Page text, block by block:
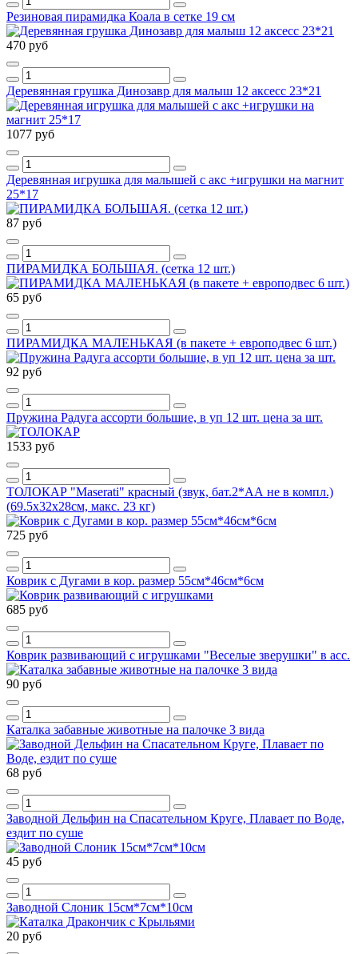
Резиновая пирамидка Коала в сетке 19 см
470 руб
Деревянная грушка Динозавр для малыш 12 аксесс 23*21
1077 руб
Деревянная игрушка для малышей с акс +игрушки на магнит
25*17
87 руб
ПИРАМИДКА БОЛЬШАЯ. (сетка 12 шт.)
65 руб
ПИРАМИДКА МАЛЕНЬКАЯ (в пакете + европодвес 6 шт.)
92 руб
Пружина Радуга ассорти большие, в уп 12 шт. цена за шт.
1533 руб
ТОЛОКАР "Maserati" красный (звук, бат.2*АА не в компл.)
(69.5х32х28см, макс. 23 кг)
725 руб
Коврик с Дугами в кор. размер 55см*46см*6см
685 руб
Коврик развивающий с игрушками "Веселые зверушки" в асс.
90 руб
Каталка забавные животные на палочке 3 вида
68 руб
Заводной Дельфин на Спасательном Круге, Плавает по Воде,
ездит по суше
45 руб
Заводной Слоник 15см*7см*10см
20 руб